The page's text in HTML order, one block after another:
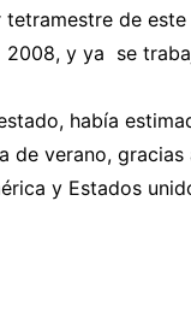
de
y ya se
había
de verano,
y Estados